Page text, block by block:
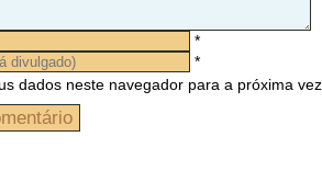
*
*
dados neste navegador para a próxima